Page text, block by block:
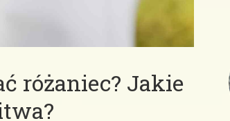
różaniec? Jakie